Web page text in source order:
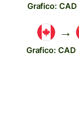
Grafico:
→
Grafico: